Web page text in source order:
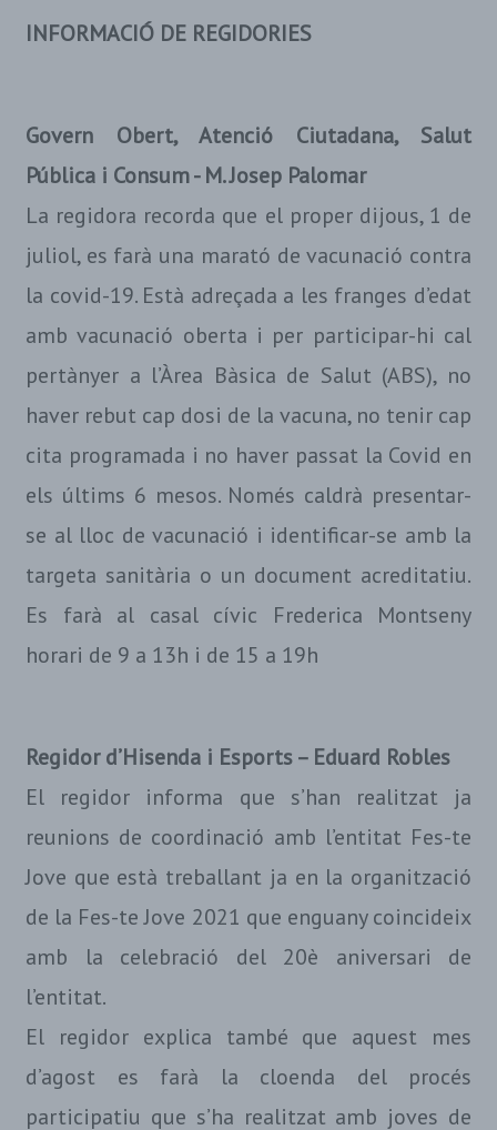
INFORMACIÓ DE REGIDORIES
Govern Obert, Atenció Ciutadana, Salut
Pública i Consum - M. Josep Palomar
La regidora recorda que el proper dijous, 1 de
juliol, es farà una marató de vacunació contra
la covid-19. Està adreçada a les franges d’edat
amb vacunació oberta i per participar-hi cal
pertànyer a l’Àrea Bàsica de Salut (ABS), no
haver rebut cap dosi de la vacuna, no tenir cap
cita programada i no haver passat la Covid en
els últims 6 mesos. Només caldrà presentar-
se al lloc de vacunació i identificar-se amb la
targeta sanitària o un document acreditatiu.
Es farà al casal cívic Frederica Montseny
horari de 9 a 13h i de 15 a 19h
Regidor d’Hisenda i Esports – Eduard Robles
El regidor informa que s’han realitzat ja
reunions de coordinació amb l’entitat Fes-te
Jove que està treballant ja en la organització
de la Fes-te Jove 2021 que enguany coincideix
amb la celebració del 20è aniversari de
l’entitat.
El regidor explica també que aquest mes
d’agost es farà la cloenda del procés
participatiu que s’ha realitzat amb joves de